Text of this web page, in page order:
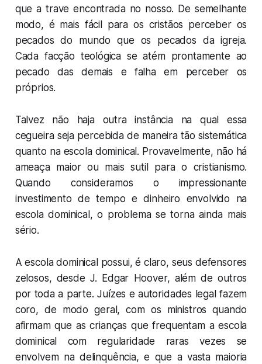
que a trave encontrada no nosso. De semelhante
modo, é mais fácil para os cristãos perceber os
pecados do mundo que os pecados da igreja.
Cada facção teológica se atém prontamente ao
pecado das demais e falha em perceber os
próprios.
Talvez não haja outra instância na qual essa
cegueira seja percebida de maneira tão sistemática
quanto na escola dominical. Provavelmente, não há
ameaça maior ou mais sutil para o cristianismo.
Quando consideramos o impressionante
investimento de tempo e dinheiro envolvido na
escola dominical, o problema se torna ainda mais
sério.
A escola dominical possui, é claro, seus defensores
zelosos, desde J. Edgar Hoover, além de outros
por toda a parte. Juízes e autoridades legal fazem
coro, de modo geral, com os ministros quando
afirmam que as crianças que frequentam a escola
dominical com regularidade raras vezes se
envolvem na delinquência, e que a vasta maioria